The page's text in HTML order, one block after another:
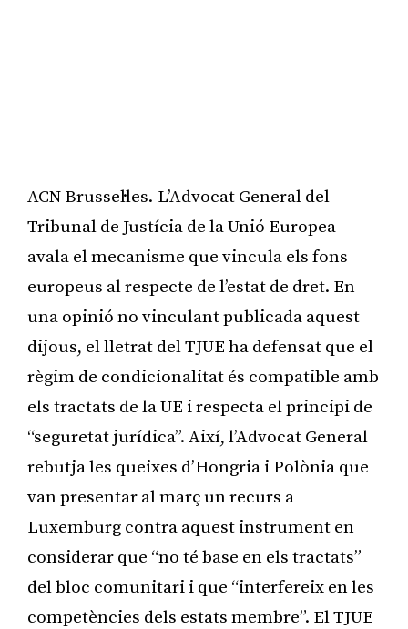
ACN Brussel·les.-L’Advocat General del
Tribunal de Justícia de la Unió Europea
avala el mecanisme que vincula els fons
europeus al respecte de l’estat de dret. En
una opinió no vinculant publicada aquest
dijous, el lletrat del TJUE ha defensat que el
règim de condicionalitat és compatible amb
els tractats de la UE i respecta el principi de
“seguretat jurídica”. Així, l’Advocat General
rebutja les queixes d’Hongria i Polònia que
van presentar al març un recurs a
Luxemburg contra aquest instrument en
considerar que “no té base en els tractats”
del bloc comunitari i que “interfereix en les
competències dels estats membre”. El TJUE